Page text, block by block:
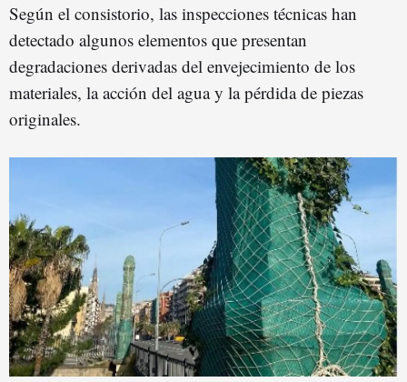
Según el consistorio, las inspecciones técnicas han
detectado algunos elementos que presentan
degradaciones derivadas del envejecimiento de los
materiales, la acción del agua y la pérdida de piezas
originales.